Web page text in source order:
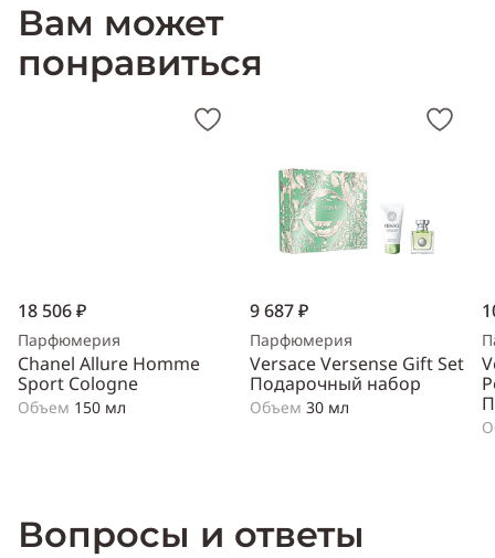
Вам может
понравиться
18 506 ₽
Парфюмерия
Chanel Allure Homme
Sport Cologne
Объем 150 мл
9 687 ₽
Парфюмерия
Versace Versense Gift Set
Подарочный набор
Объем 30 мл
Вопросы и ответы